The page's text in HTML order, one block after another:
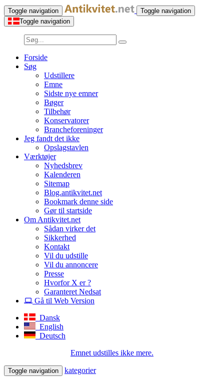
Toggle navigation
Toggle navigation
Toggle navigation
Forside
Søg
Udstillere
Emne
Sidste nye emner
Bøger
Tilbehør
Konservatorer
Brancheforeninger
Jeg fandt det ikke
Opslagstavlen
Værktøjer
Nyhedsbrev
Kalenderen
Sitemap
Blog.antikvitet.net
Bookmark denne side
Gør til startside
Om Antikvitet.net
Sådan virker det
Sikkerhed
Kontakt
Vil du udstille
Vil du annoncere
Presse
Hvorfor X er ?
Garanteret Nedsat
Gå til Web Version
Dansk
English
Deutsch
Emnet udstilles ikke mere.
Toggle navigation kategorier